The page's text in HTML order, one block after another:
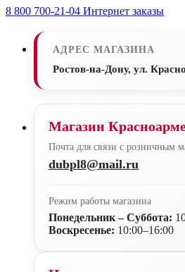
8 800 700-21-04 Интернет заказы
АДРЕС МАГАЗИНА
Ростов-на-Дону, ул.
Магазин
Почта для связи с розничным
dubpl8@mail.ru
Режим работы магазина
Понедельник – Суббота:
Воскресенье: 10:00–16:00